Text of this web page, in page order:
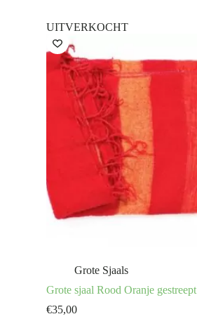
UITVERKOCHT
Grote Sjaals
Grote sjaal Rood Oranje gestreept
€35,00